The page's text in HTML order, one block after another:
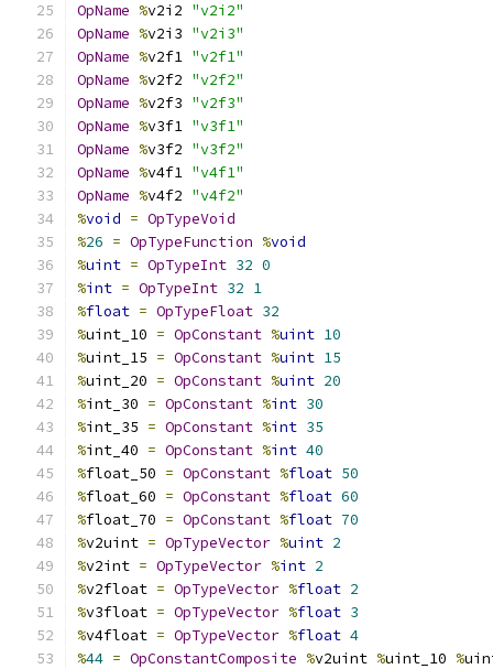
OpName %v2i2 "v2i2"
OpName %v2i3 "v2i3"
OpName %v2f1 "v2f1"
OpName %v2f2 "v2f2"
OpName %v2f3 "v2f3"
OpName %v3f1 "v3f1"
OpName %v3f2 "v3f2"
OpName %v4f1 "v4f1"
OpName %v4f2 "v4f2"
%void = OpTypeVoid
%26 = OpTypeFunction %void
%uint = OpTypeInt 32 0
%int = OpTypeInt 32 1
%float = OpTypeFloat 32
%uint_10 = OpConstant %uint 10
%uint_15 = OpConstant %uint 15
%uint_20 = OpConstant %uint 20
%int_30 = OpConstant %int 30
%int_35 = OpConstant %int 35
%int_40 = OpConstant %int 40
%float_50 = OpConstant %float 50
%float_60 = OpConstant %float 60
%float_70 = OpConstant %float 70
%v2uint = OpTypeVector %uint 2
%v2int = OpTypeVector %int 2
%v2float = OpTypeVector %float 2
%v3float = OpTypeVector %float 3
%v4float = OpTypeVector %float 4
%44 = OpConstantComposite %v2uint %uint_10 %